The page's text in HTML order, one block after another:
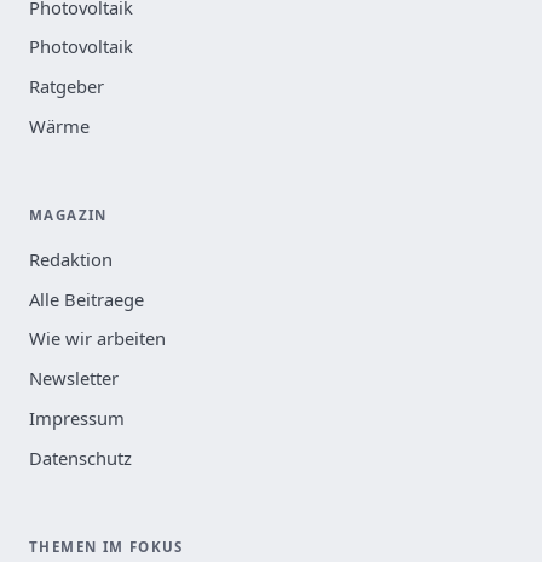
Photovoltaik
Photovoltaik
Ratgeber
Wärme
MAGAZIN
Redaktion
Alle Beitraege
Wie wir arbeiten
Newsletter
Impressum
Datenschutz
THEMEN IM FOKUS